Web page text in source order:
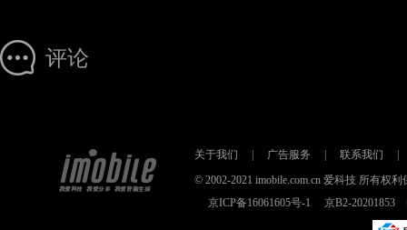
评论
关于我们 广告服务 联系我们
© 2002-2021 imobile.com.cn 爱科技 所有权
京ICP备16061605号-1
京B2-20201853